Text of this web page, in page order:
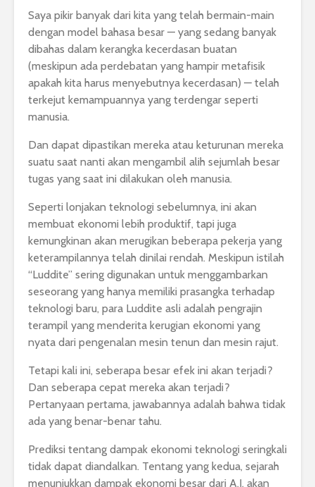
Saya pikir banyak dari kita yang telah bermain-main
dengan model bahasa besar — yang sedang banyak
dibahas dalam kerangka kecerdasan buatan
(meskipun ada perdebatan yang hampir metafisik
apakah kita harus menyebutnya kecerdasan) — telah
terkejut kemampuannya yang terdengar seperti
manusia.
Dan dapat dipastikan mereka atau keturunan mereka
suatu saat nanti akan mengambil alih sejumlah besar
tugas yang saat ini dilakukan oleh manusia.
Seperti lonjakan teknologi sebelumnya, ini akan
membuat ekonomi lebih produktif, tapi juga
kemungkinan akan merugikan beberapa pekerja yang
keterampilannya telah dinilai rendah. Meskipun istilah
“Luddite” sering digunakan untuk menggambarkan
seseorang yang hanya memiliki prasangka terhadap
teknologi baru, para Luddite asli adalah pengrajin
terampil yang menderita kerugian ekonomi yang
nyata dari pengenalan mesin tenun dan mesin rajut.
Tetapi kali ini, seberapa besar efek ini akan terjadi?
Dan seberapa cepat mereka akan terjadi?
Pertanyaan pertama, jawabannya adalah bahwa tidak
ada yang benar-benar tahu.
Prediksi tentang dampak ekonomi teknologi seringkali
tidak dapat diandalkan. Tentang yang kedua, sejarah
menunjukkan dampak ekonomi besar dari A.I. akan